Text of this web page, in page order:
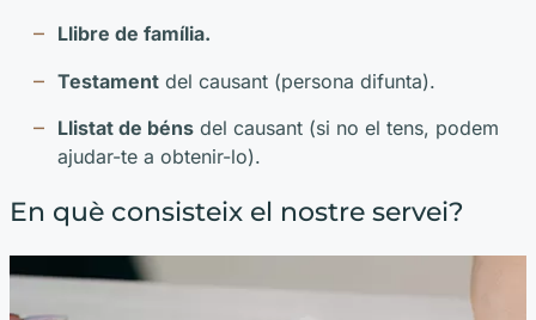
Llibre de família.
Testament del causant (persona difunta).
Llistat de béns del causant (si no el tens, podem
ajudar-te a obtenir-lo).
En què consisteix el nostre servei?